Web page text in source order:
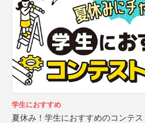
学生におすすめ
夏休み！学生におすすめのコンテス